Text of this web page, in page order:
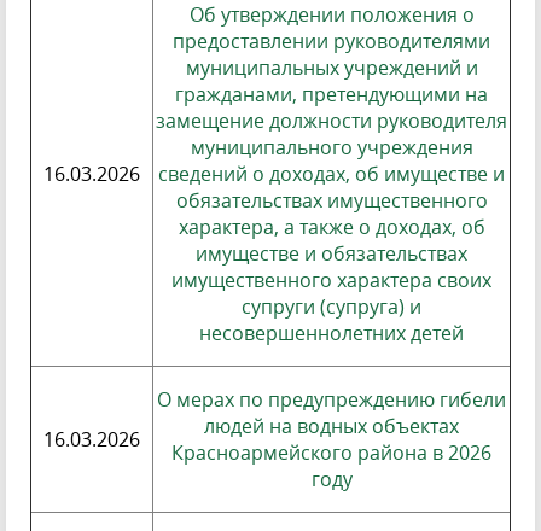
16.03.2026
Об утверждении положения о
предоставлении руководителями
муниципальных учреждений и
гражданами, претендующими на
замещение должности руководителя
муниципального учреждения
сведений о доходах, об имуществе и
обязательствах имущественного
характера, а также о доходах, об
имуществе и обязательствах
имущественного характера своих
супруги (супруга) и
несовершеннолетних детей
16.03.2026
О мерах по предупреждению гибели
людей на водных объектах
Красноармейского района в 2026
году